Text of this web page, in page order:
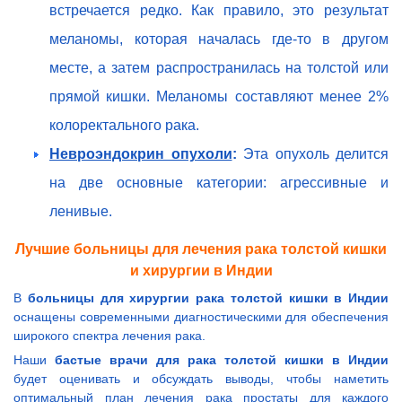
встречается редко. Как правило, это результат
меланомы, которая началась где-то в другом
месте, а затем распространилась на толстой или
прямой кишки. Меланомы составляют менее 2%
колоректального рака.
Невроэндокрин опухоли: Эта опухоль делится
на две основные категории: агрессивные и
ленивые.
Лучшие больницы для лечения рака толстой кишки
и хирургии в Индии
В больницы для хирургии рака толстой кишки в Индии
оснащены современными диагностическими для обеспечения
широкого спектра лечения рака.
Наши бастые врачи для рака толстой кишки в Индии
будет оценивать и обсуждать выводы, чтобы наметить
оптимальный план лечения рака простаты для каждого